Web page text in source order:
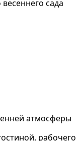
сада
атмосферы
рабочего